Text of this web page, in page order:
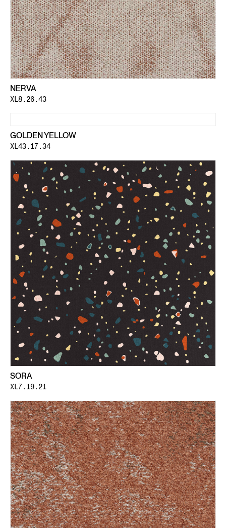
NERVA
XL8.26.43
GOLDEN YELLOW
XL43.17.34
SORA
XL7.19.21